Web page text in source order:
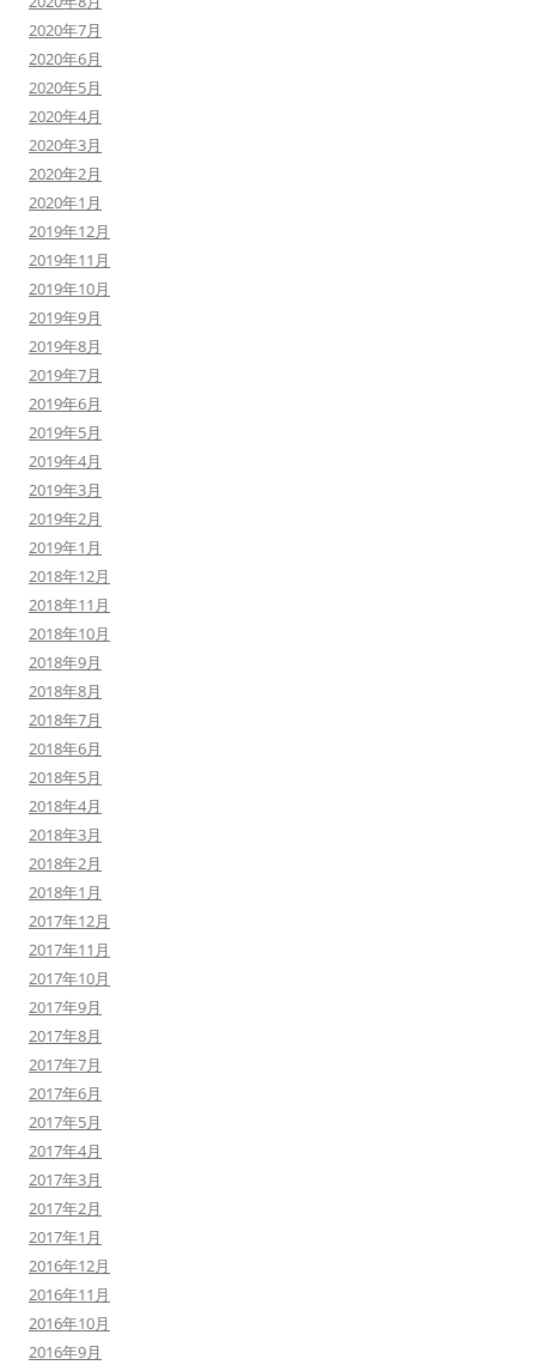
2020年7月
2020年6月
2020年5月
2020年4月
2020年3月
2020年2月
2020年1月
2019年12月
2019年11月
2019年10月
2019年9月
2019年8月
2019年7月
2019年6月
2019年5月
2019年4月
2019年3月
2019年2月
2019年1月
2018年12月
2018年11月
2018年10月
2018年9月
2018年8月
2018年7月
2018年6月
2018年5月
2018年4月
2018年3月
2018年2月
2018年1月
2017年12月
2017年11月
2017年10月
2017年9月
2017年8月
2017年7月
2017年6月
2017年5月
2017年4月
2017年3月
2017年2月
2017年1月
2016年12月
2016年11月
2016年10月
2016年9月